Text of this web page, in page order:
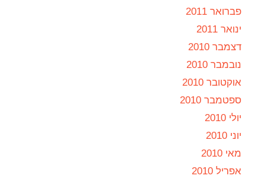
פברואר 2011
ינואר 2011
דצמבר 2010
נובמבר 2010
אוקטובר 2010
ספטמבר 2010
יולי 2010
יוני 2010
מאי 2010
אפריל 2010